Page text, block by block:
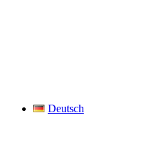
Deutsch